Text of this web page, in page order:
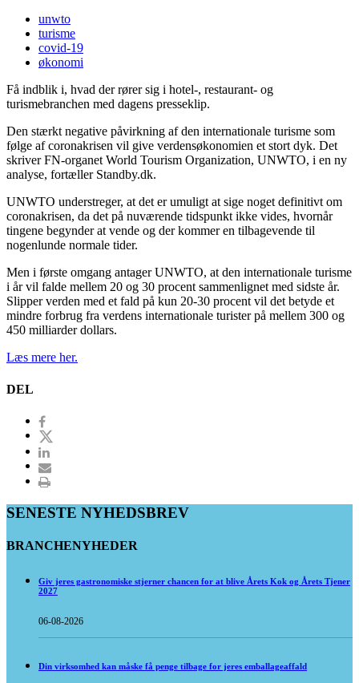
unwto
turisme
covid-19
økonomi
Få indblik i, hvad der rører sig i hotel-, restaurant- og
turismebranchen med dagens presseklip.
Den stærkt negative påvirkning af den internationale turisme som
følge af coronakrisen vil give verdensøkonomien et stort dyk. Det
skriver FN-organet World Tourism Organization, UNWTO, i en ny
analyse, fortæller Standby.dk.
UNWTO understreger, at det er umuligt at sige noget definitivt om
coronakrisen, da det på nuværende tidspunkt ikke vides, hvornår
tingene begynder at vende og der kommer en tilbagevende til
nogenlunde normale tider.
Men i første omgang antager UNWTO, at den internationale turisme
i år vil falde mellem 20 og 30 procent sammenlignet med sidste år.
Slipper verden med et fald på kun 20-30 procent vil det betyde et
mindre forbrug fra verdens internationale turister på mellem 300 og
450 milliarder dollars.
Læs mere her.
DEL
SENESTE NYHEDSBREV
BRANCHENYHEDER
Giv jeres gastronomiske stjerner chancen for at blive Årets Kok og Årets Tjener
2027
06-08-2026
Din virksomhed kan måske få penge tilbage for jeres emballageaffald